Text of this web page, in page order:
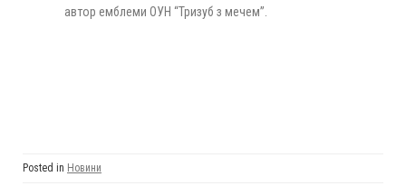
автор емблеми ОУН “Тризуб з мечем”.
Posted in Новини